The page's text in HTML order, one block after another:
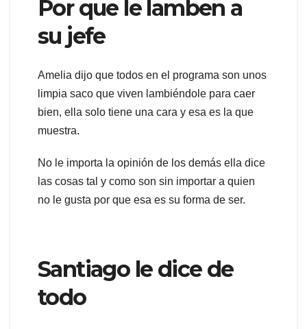
Por que le lamben a
su jefe
Amelia dijo que todos en el programa son unos
limpia saco que viven lambiéndole para caer
bien, ella solo tiene una cara y esa es la que
muestra.
No le importa la opinión de los demás ella dice
las cosas tal y como son sin importar a quien
no le gusta por que esa es su forma de ser.
Santiago le dice de
todo